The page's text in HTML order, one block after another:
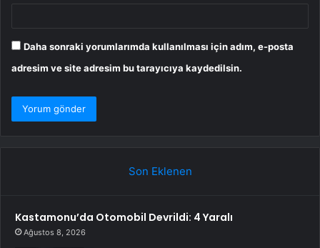
Daha sonraki yorumlarımda kullanılması için adım, e-posta
adresim ve site adresim bu tarayıcıya kaydedilsin.
Son Eklenen
Kastamonu’da Otomobil Devrildi: 4 Yaralı
Ağustos 8, 2026